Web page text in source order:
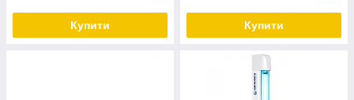
Купити Купити